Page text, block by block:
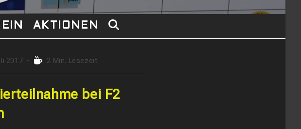
AKTIONEN WEBSITE-
UMSCHALTEN
2017 Lesedauer:
2 Min. Lesezeit
bei F2